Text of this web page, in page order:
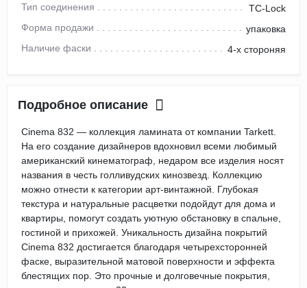
Тип соединения
TC-Lock
Форма продажи
упаковка
Наличие фаски
4-х стороняя
Подробное описание
Cinema 832 — коллекция ламината от компании Tarkett.
На его создание дизайнеров вдохновил всеми любимый
американский кинематограф, недаром все изделия носят
названия в честь голливудских кинозвезд. Коллекцию
можно отнести к категории арт-винтажной. Глубокая
текстура и натуральные расцветки подойдут для дома и
квартиры, помогут создать уютную обстановку в спальне,
гостиной и прихожей. Уникальность дизайна покрытий
Cinema 832 достигается благодаря четырехсторонней
фаске, выразительной матовой поверхности и эффекта
блестящих пор. Это прочные и долговечные покрытия,